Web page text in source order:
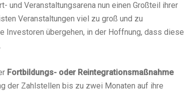
und Veranstaltungsarena nun einen Großteil ihrer
Veranstaltungen viel zu groß und zu
übergehen, in der Hoffnung, dass diese
Fortbildungs- oder Reintegrationsmaßnahme
der Zahlstellen bis zu zwei Monaten auf ihre